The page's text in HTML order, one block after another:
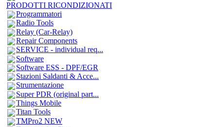
PRODOTTI RICONDIZIONATI
Programmatori
Radio Tools
Relay (Car-Relay)
Repair Components
SERVICE - individual req...
Software
Software ESS - DPF/EGR
Stazioni Saldanti & Acce...
Strumentazione
Super PDR (original part...
Things Mobile
Titan Tools
TMPro2 NEW